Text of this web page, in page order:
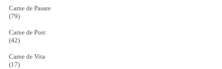
Carne de Pasare
(79)
Carne de Porc
(42)
Carne de Vita
(17)